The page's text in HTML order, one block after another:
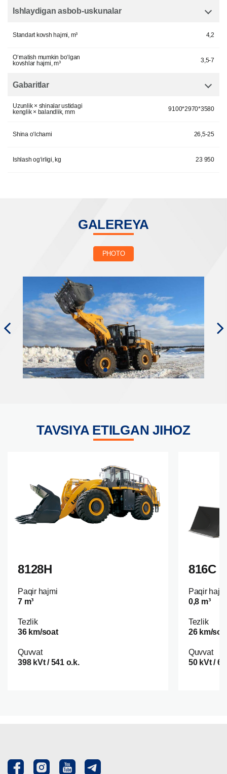
Ishlaydigan asbob-uskunalar
Standart kovsh hajmi, m³ 4,2
O‘rnatish mumkin bo‘lgan
kovshlar hajmi, m³
3,5-7
Gabaritlar
Uzunlik × shinalar ustidagi
kenglik × balandlik, mm
9100*2970*3580
Shina o‘lchami 26,5-25
Ishlash og‘irligi, kg 23 950
GALEREYA
PHOTO
TAVSIYA ETILGAN JIHOZ
8128H
Paqir hajmi
7 m³
Tezlik
36 km/soat
Quvvat
398 kVt / 541 o.k.
816С
Paqir
0,8 m³
Tezlik
26 km/
Quvvat
50 kVt /